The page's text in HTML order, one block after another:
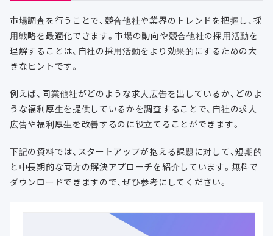
市場調査を行うことで、競合他社や業界のトレンドを把握し、採
用戦略を最適化できます。市場の動向や競合他社の採用活動を
理解することは、自社の採用活動をより効果的にするための大
きなヒントです。
例えば、同業他社がどのような求人広告を出しているか、どのよ
うな福利厚生を提供しているかを調査することで、自社の求人
広告や福利厚生を改善するのに役立てることができます。
下記の資料では、スタートアップが抱える課題に対して、短期的
と中長期的な両方の解決アプローチを紹介しています。無料で
ダウンロードできますので、ぜひ参考にしてください。